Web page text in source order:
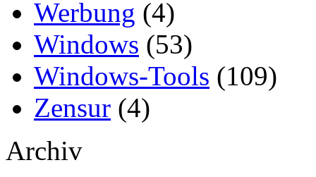
Werbung (4)
Windows (53)
Windows-Tools (109)
Zensur (4)
Archiv